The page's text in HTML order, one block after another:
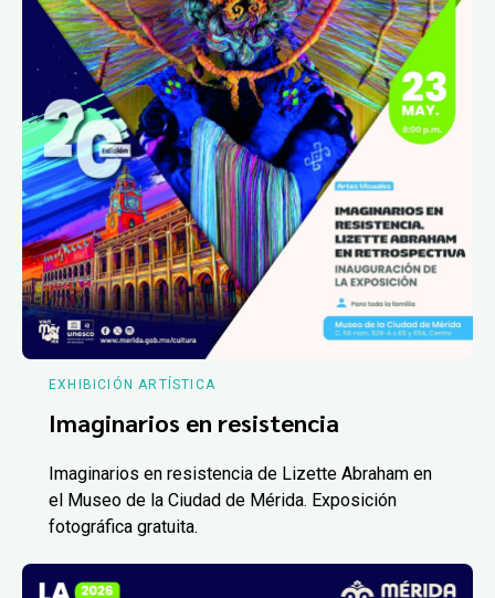
EXHIBICIÓN ARTÍSTICA
Imaginarios en resistencia
Imaginarios en resistencia de Lizette Abraham en
el Museo de la Ciudad de Mérida. Exposición
fotográfica gratuita.